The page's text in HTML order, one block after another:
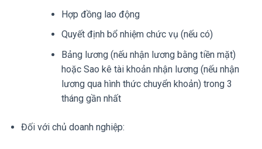
Hợp đồng lao động
Quyết định bổ nhiệm chức vụ (nếu có)
Bảng lương (nếu nhận lương bằng tiền mặt)
hoặc Sao kê tài khoản nhận lương (nếu nhận
lương qua hình thức chuyển khoản) trong 3
tháng gần nhất
Đối với chủ doanh nghiệp: